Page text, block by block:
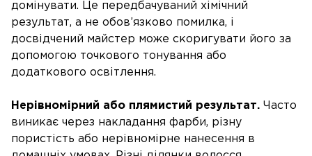
домінувати. Це передбачуваний хімічний
результат, а не обов’язково помилка, і
досвідчений майстер може скоригувати його за
допомогою точкового тонування або
додаткового освітлення.
Нерівномірний або плямистий результат. Часто
виникає через накладання фарби, різну
пористість або нерівномірне нанесення в